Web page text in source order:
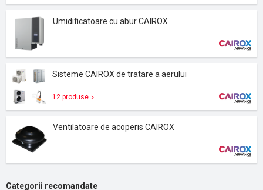
Umidificatoare cu abur CAIROX
Sisteme CAIROX de tratare a aerului
12 produse
Ventilatoare de acoperis CAIROX
Categorii recomandate